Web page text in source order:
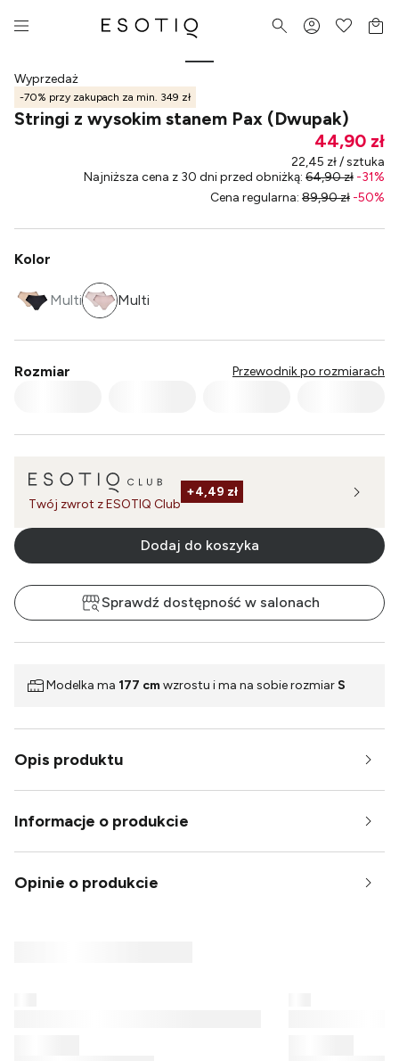
Wyprzedaż
-70% przy zakupach za min. 349 zł
Stringi z wysokim stanem Pax (Dwupak)
44,90 zł
22,45 zł / sztuka
Najniższa cena z 30 dni przed obniżką: 64,90 zł -31%
Cena regularna: 89,90 zł -50%
Kolor
Multi Multi
Rozmiar Przewodnik po rozmiarach
Twój zwrot z ESOTIQ Club
+4,49 zł
Dodaj do koszyka
Sprawdź dostępność w salonach
Modelka ma 177 cmwzrostu i ma na sobie rozmiar S
Opis produktu
Informacje o produkcie
Opinie o produkcie